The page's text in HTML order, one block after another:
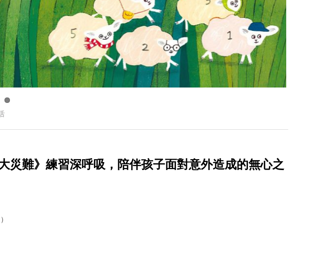
災難》練習深呼吸，陪伴孩子面對意外造成的無心之